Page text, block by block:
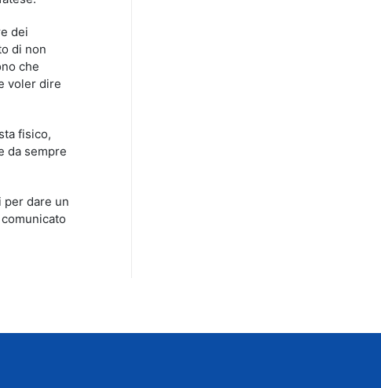
dei
di non
che
voler dire
fisico,
da sempre
per dare un